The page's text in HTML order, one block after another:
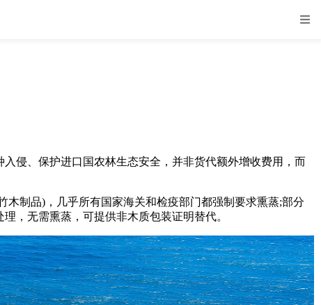
侵、保护进口国农林生态安全，并非货代额外增收费用，而
制品)，几乎所有国家海关和检疫部门都强制要求熏蒸;部分
，无需熏蒸，可提供非木质包装证明替代。